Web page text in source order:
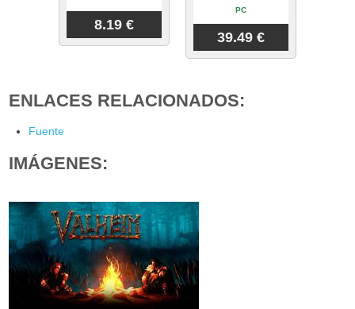
8.19 €
PC
39.49 €
ENLACES RELACIONADOS:
Fuente
IMÁGENES: